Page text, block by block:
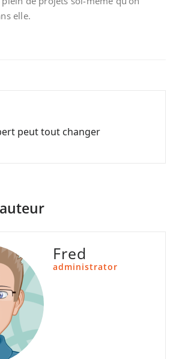
elle.
peut tout changer
Fred
administrator